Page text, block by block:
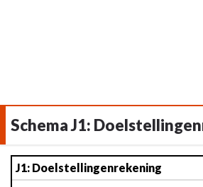
Schema J1:
Terug
naar
J1: Doelstellingenrekening